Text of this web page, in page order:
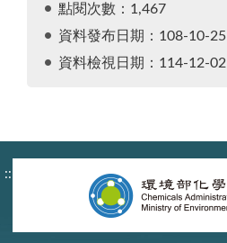
點閱次數：1,467
資料發布日期：108-10-25
資料檢視日期：114-12-02
:::